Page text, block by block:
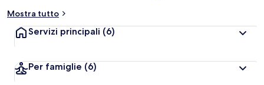
Mostra tutto
Servizi principali (6)
Per famiglie (6)